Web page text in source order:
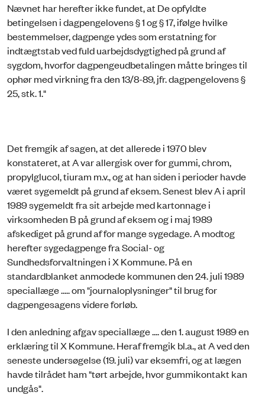
Nævnet har herefter ikke fundet, at De opfyldte
betingelsen i dagpengelovens § 1 og § 17, ifølge hvilke
bestemmelser, dagpenge ydes som erstatning for
indtægtstab ved fuld uarbejdsdygtighed på grund af
sygdom, hvorfor dagpengeudbetalingen måtte bringes til
ophør med virkning fra den 13/8-89, jfr. dagpengelovens §
25, stk. 1."
Det fremgik af sagen, at det allerede i 1970 blev
konstateret, at A var allergisk over for gummi, chrom,
propylglucol, tiuram m.v., og at han siden i perioder havde
været sygemeldt på grund af eksem. Senest blev A i april
1989 sygemeldt fra sit arbejde med kartonnage i
virksomheden B på grund af eksem og i maj 1989
afskediget på grund af for mange sygedage. A modtog
herefter sygedagpenge fra Social- og
Sundhedsforvaltningen i X Kommune. På en
standardblanket anmodede kommunen den 24. juli 1989
speciallæge ..... om "journaloplysninger" til brug for
dagpengesagens videre forløb.
I den anledning afgav speciallæge .... den 1. august 1989 en
erklæring til X Kommune. Heraf fremgik bl.a., at A ved den
seneste undersøgelse (19. juli) var eksemfri, og at lægen
havde tilrådet ham "tørt arbejde, hvor gummikontakt kan
undgås".